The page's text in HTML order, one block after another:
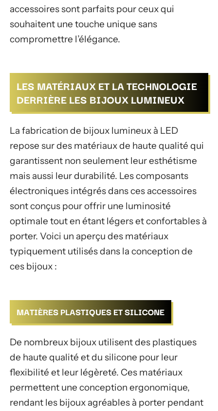
accessoires sont parfaits pour ceux qui
souhaitent une touche unique sans
compromettre l’élégance.
LES MATÉRIAUX ET LA TECHNOLOGIE
DERRIÈRE LES BIJOUX LUMINEUX
La fabrication de bijoux lumineux à LED
repose sur des matériaux de haute qualité qui
garantissent non seulement leur esthétisme
mais aussi leur durabilité. Les composants
électroniques intégrés dans ces accessoires
sont conçus pour offrir une luminosité
optimale tout en étant légers et confortables à
porter. Voici un aperçu des matériaux
typiquement utilisés dans la conception de
ces bijoux :
MATIÈRES PLASTIQUES ET SILICONE
De nombreux bijoux utilisent des plastiques
de haute qualité et du silicone pour leur
flexibilité et leur légèreté. Ces matériaux
permettent une conception ergonomique,
rendant les bijoux agréables à porter pendant